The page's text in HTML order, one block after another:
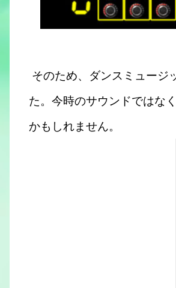
そのため、ダンスミュージ
た。今時のサウンドではな
かもしれません。